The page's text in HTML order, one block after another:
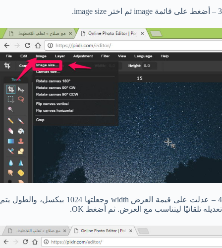
3 – أضغط على قائمة image ثم اختر image size.
4 – عدلت على قيمة العرض width وجعلتها 1024 بيكسل، والطول يتم
تعديله تلقائيًا ليتناسب مع العرض. ثم أضغط OK.